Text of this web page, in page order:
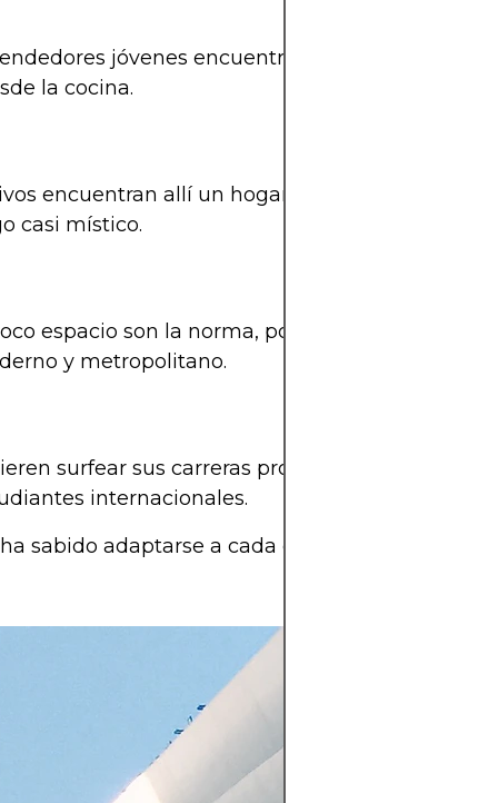
jóvenes encuentran en estos
la cocina.
encuentran allí un hogar donde puedan
casi místico.
espacio son la norma, por lo que
y metropolitano.
surfear sus carreras profesionales sin
internacionales.
sabido adaptarse a cada comunidad,